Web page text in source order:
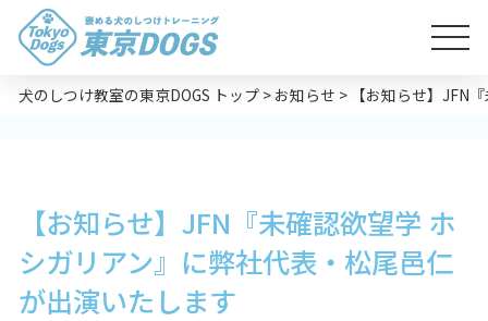
犬のしつけ教室の東京DOGS トップ > お知らせ > 【お知らせ】JFN
【お知らせ】JFN『未確認欲望学 ホ
シガリアン』に弊社代表・松尾邑仁
が出演いたします